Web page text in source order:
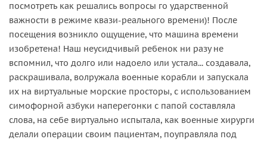
посмотреть как решались вопросы го ударственной
важности в режиме квази-реального времени)! После
посещения возникло ощущение, что машина времени
изобретена! Наш неусидчивый ребенок ни разу не
вспомнил, что долго или надоело или устала... создавала,
раскрашивала, волружала военные корабли и запускала
их на виртуальные морские просторы, с использованием
симофорной азбуки наперегонки с папой составляла
слова, на себе виртуально испытала, как военные хирурги
делали операции своим пациентам, поуправляла под